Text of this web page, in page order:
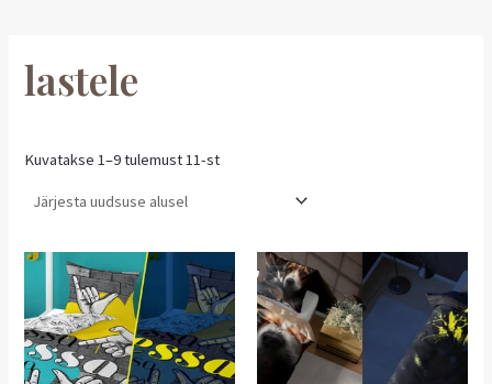
lastele
Kuvatakse 1–9 tulemust 11-st
tootel
on
mitu
varianti.
Sellel
tootel
on
mitu
varianti.